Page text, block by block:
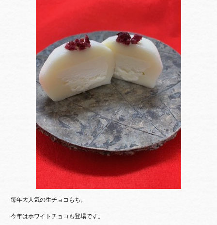
毎年大人気の生チョコもち。
今年はホワイトチョコも登場です。